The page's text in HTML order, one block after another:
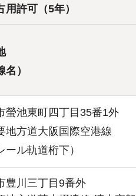
許可（5年）
名）
螢池東町四丁目35番1外
地方道大阪国際空港線
ール軌道桁下）
豊川三丁目9番外